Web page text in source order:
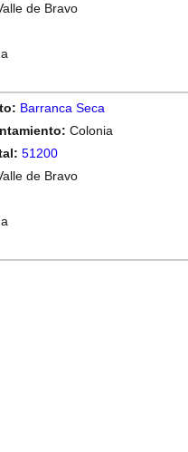
de Bravo
Barranca Seca
Colonia
51200
de Bravo